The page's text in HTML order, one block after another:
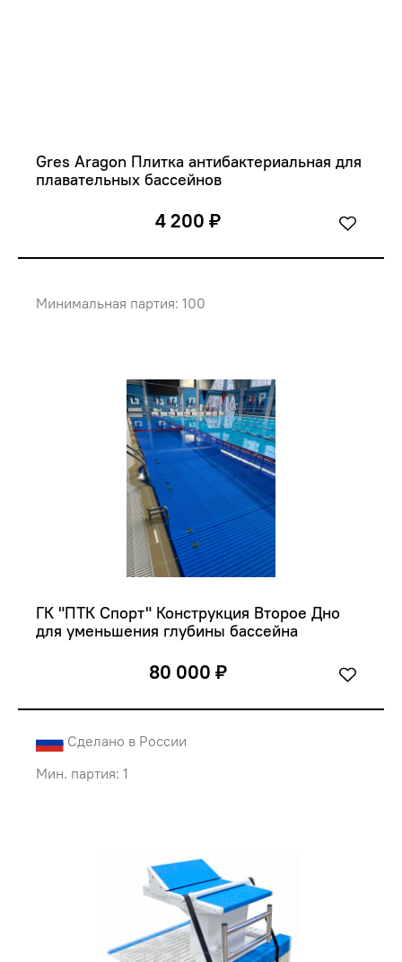
Gres Aragon Плитка антибактериальная для
плавательных бассейнов
4 200 ₽
Минимальная партия: 100
ГК "ПТК Спорт" Конструкция Второе Дно
для уменьшения глубины бассейна
80 000 ₽
Сделано в России
Мин. партия: 1